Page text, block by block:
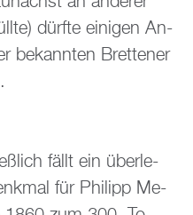
dürf­te ei­ni­gen An­
be­kann­ten Brettener
fällt ein über­le­
für Phil­ipp Me­